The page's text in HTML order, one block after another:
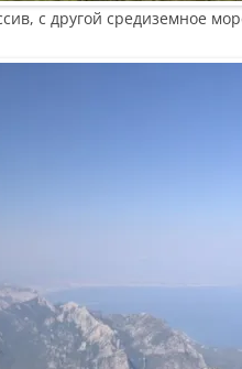
с другой средиземное